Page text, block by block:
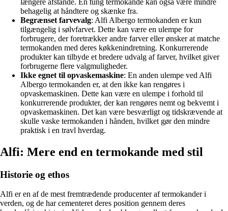
længere afstande. En tung termokande kan også være mindre
behagelig at håndtere og skænke fra.
Begrænset farvevalg: Alfi Albergo termokanden er kun
tilgængelig i sølvfarvet. Dette kan være en ulempe for
forbrugere, der foretrækker andre farver eller ønsker at matche
termokanden med deres køkkenindretning. Konkurrerende
produkter kan tilbyde et bredere udvalg af farver, hvilket giver
forbrugerne flere valgmuligheder.
Ikke egnet til opvaskemaskine: En anden ulempe ved Alfi
Albergo termokanden er, at den ikke kan rengøres i
opvaskemaskinen. Dette kan være en ulempe i forhold til
konkurrerende produkter, der kan rengøres nemt og bekvemt i
opvaskemaskinen. Det kan være besværligt og tidskrævende at
skulle vaske termokanden i hånden, hvilket gør den mindre
praktisk i en travl hverdag.
Alfi: Mere end en termokande med stil
Historie og ethos
Alfi er en af de mest fremtrædende producenter af termokander i
verden, og de har cementeret deres position gennem deres